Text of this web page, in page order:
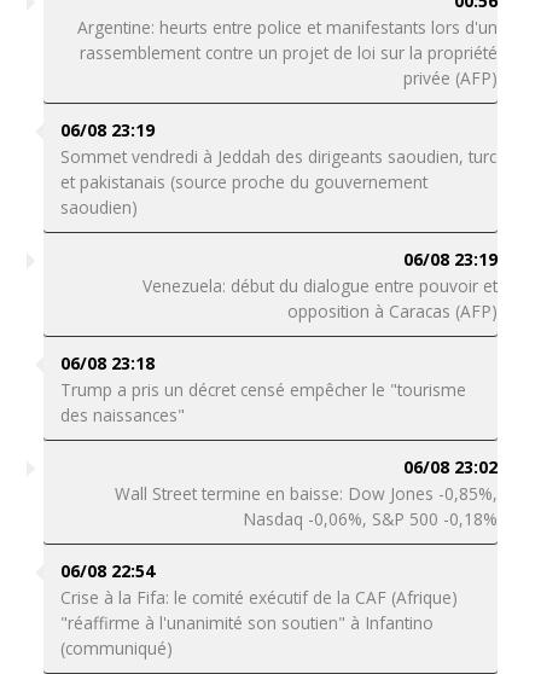
Argentine: heurts entre police et manifestants lors d'un
rassemblement contre un projet de loi sur la propriété
privée (AFP)
06/08 23:19
Sommet vendredi à Jeddah des dirigeants saoudien, turc
et pakistanais (source proche du gouvernement
saoudien)
06/08 23:19
Venezuela: début du dialogue entre pouvoir et
opposition à Caracas (AFP)
06/08 23:18
Trump a pris un décret censé empêcher le "tourisme
des naissances"
06/08 23:02
Wall Street termine en baisse: Dow Jones -0,85%,
Nasdaq -0,06%, S&P 500 -0,18%
06/08 22:54
Crise à la Fifa: le comité exécutif de la CAF (Afrique)
"réaffirme à l'unanimité son soutien" à Infantino
(communiqué)